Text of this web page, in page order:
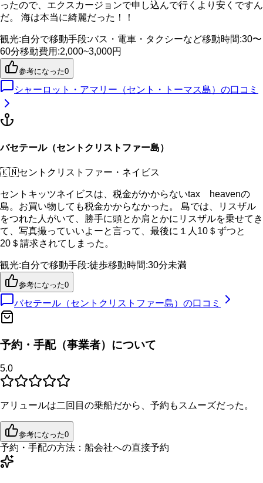
ったので、エクスカージョンで申し込んで行くより安くですん
だ。 海は本当に綺麗だった！！
観光:自分で移動手段:バス・電車・タクシーなど移動時間:30〜
60分移動費用 :2,000~3,000円
参考になった0
シャーロット・アマリー（セント・トーマス島） の口コミ
バセテール（セントクリストファー島）
🇰🇳セントクリストファー・ネイビス
セントキッツネイビスは、税金がかからないtax heavenの
島。お買い物しても税金かからなかった。 島では、リスザル
をつれた人がいて、勝手に頭とか肩とかにリスザルを乗せてき
て、写真撮っていいよーと言って、最後に１人10＄ずつと
20＄請求されてしまった。
観光:自分で移動手段:徒歩移動時間:30分未満
参考になった0
バセテール（セントクリストファー島） の口コミ
予約・手配（事業者）について
5.0
アリュールは二回目の乗船だから、予約もスムーズだった。
参考になった0
予約・手配の方法： 船会社への直接予約